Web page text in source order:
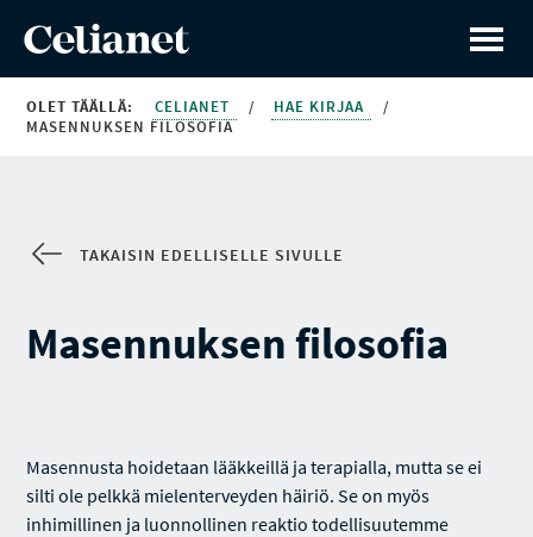
OLET TÄÄLLÄ: CELIANET / HAE KIRJAA
/
MASENNUKSEN FILOSOFIA
TAKAISIN EDELLISELLE SIVULLE
Masennuksen filosofia
Masennusta hoidetaan lääkkeillä ja terapialla, mutta se ei
silti ole pelkkä mielenterveyden häiriö. Se on myös
inhimillinen ja luonnollinen reaktio todellisuutemme